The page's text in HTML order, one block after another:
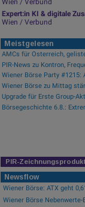
blieb gegenüber dem
auf über 12% erhöht
weiterhin auf im
Company im
Letzter SK:121.70 (
Wien / Verbund
Expert:in KI & digitale
Wien / Verbund
Meistgelesen
AMCs für Österreich,
Upgrade für Erste Group-
PIR-
Newsflow
Wiener Börse: ATX geht
Wiener Börse Nebenwerte-